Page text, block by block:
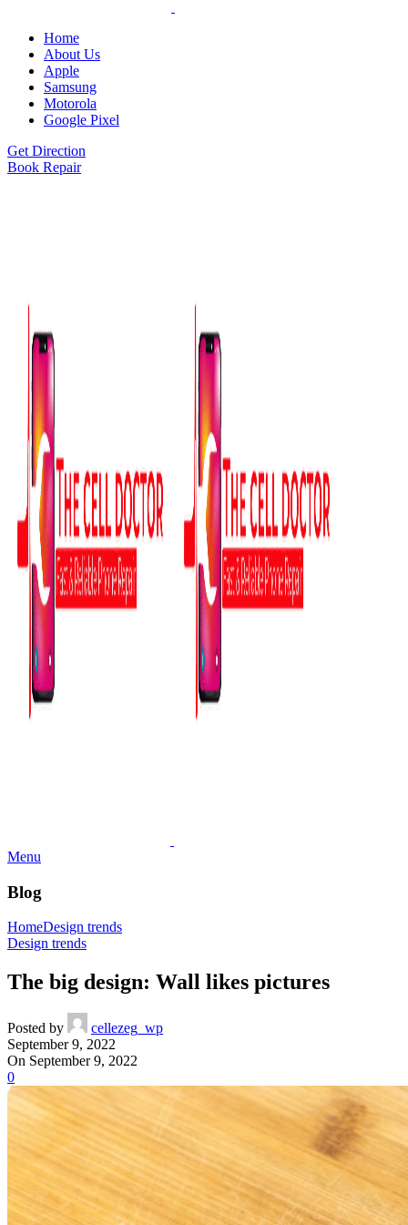
Home
About Us
Apple
Samsung
Motorola
Google Pixel
Get Direction
Book Repair
Menu
Blog
HomeDesign trends
Design trends
The big design: Wall likes pictures
Posted by
cellezeg_wp
September 9, 2022
On September 9, 2022
0